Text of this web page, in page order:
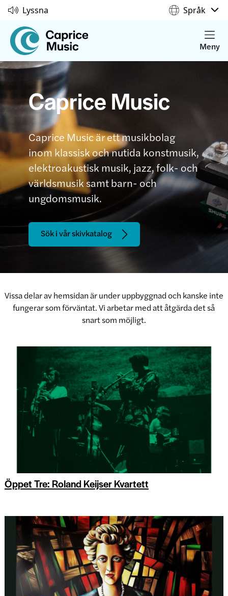
Lyssna Språk
Meny
Caprice Music
Caprice Music är ett musikbolag
inom klassisk och nutida konstmusik,
elektroakustisk musik, jazz, folk- och
världsmusik samt barn- och
ungdomsmusik.
Sök i vår skivkatalog
Vissa delar av hemsidan är under uppbyggnad och kanske inte
fungerar som förväntat. Vi arbetar med att åtgärda det så
snart som möjligt.
Öppet Tre: Roland Keijser Kvartett